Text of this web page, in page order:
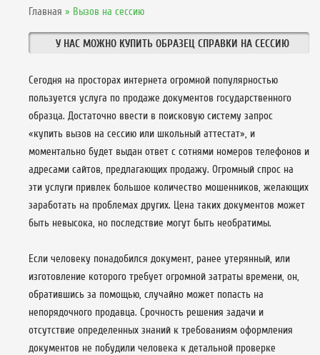
Главная » Вызов на сессию
У НАС МОЖНО КУПИТЬ ОБРАЗЕЦ СПРАВКИ НА СЕССИЮ
Сегодня на просторах интернета огромной популярностью
пользуется услуга по продаже документов государственного
образца. Достаточно ввести в поисковую систему запрос
«купить вызов на сессию или школьный аттестат», и
моментально будет выдан ответ с сотнями номеров телефонов и
адресами сайтов, предлагающих продажу. Огромный спрос на
эти услуги привлек большое количество мошенников, желающих
заработать на проблемах других. Цена таких документов может
быть невысока, но последствие могут быть необратимы.
Если человеку понадобился документ, ранее утерянный, или
изготовление которого требует огромной затраты времени, он,
обратившись за помощью, случайно может попасть на
непорядочного продавца. Срочность решения задачи и
отсутствие определенных знаний к требованиям оформления
документов не побудили человека к детальной проверке